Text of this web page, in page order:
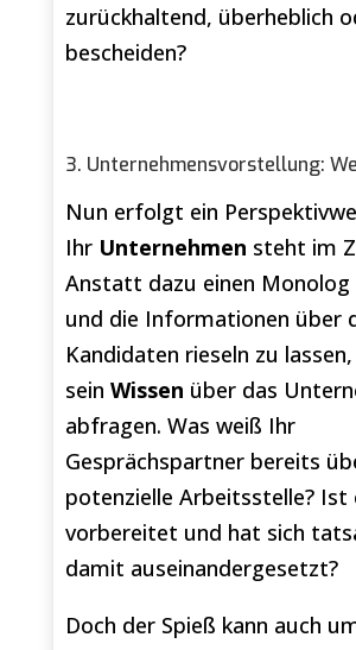
zurückhaltend, überheblich
bescheiden?
3. Unternehmensvorstellung:
Nun erfolgt ein
Ihr Unternehmen steht im
Anstatt dazu einen Monolog
und die Informationen über
Kandidaten rieseln zu
sein Wissen über das
abfragen. Was weiß Ihr
Gesprächspartner bereits
potenzielle Arbeitsstelle? Ist
vorbereitet und hat sich
damit auseinandergesetzt?
Doch der Spieß kann auch